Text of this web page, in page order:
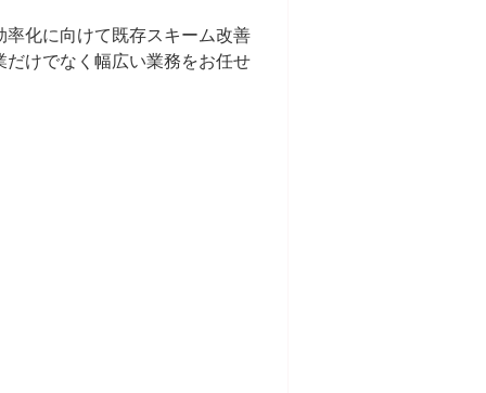
化に向けて既存スキーム改善
けでなく幅広い業務をお任せ